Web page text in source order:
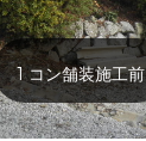
1 コン舗装施工前